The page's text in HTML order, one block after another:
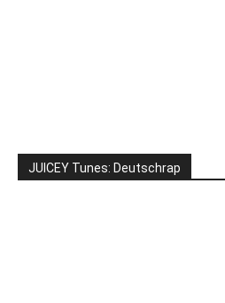
JUICEY Tunes: Deutschrap